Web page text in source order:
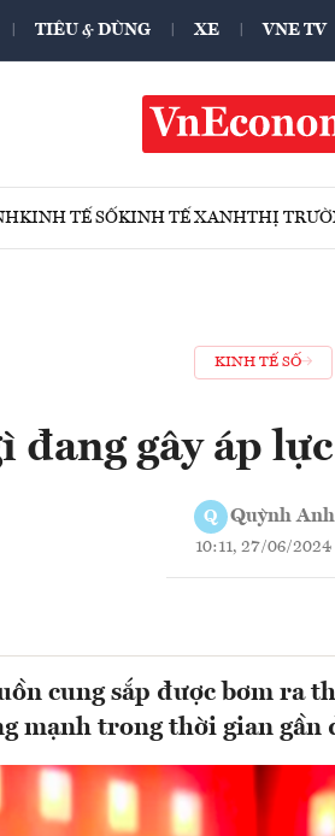
TIÊU & DÙNG XE VNE TV
KINH TẾ SỐKINH TẾ XANHTHỊ
KINH TẾ SỐ
đang gây áp
Q Quỳnh Anh
10:11, 27/06/2024
cung sắp được bơm ra
mạnh trong thời gian gần